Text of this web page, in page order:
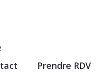
Prendre RDV